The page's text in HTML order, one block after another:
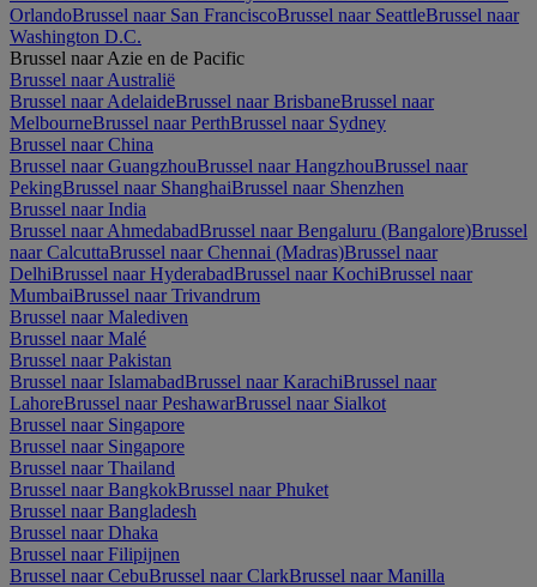
OrlandoBrussel naar San FranciscoBrussel naar SeattleBrussel naar
Washington D.C.
Brussel naar Azie en de Pacific
Brussel naar Australië
Brussel naar AdelaideBrussel naar BrisbaneBrussel naar
MelbourneBrussel naar PerthBrussel naar Sydney
Brussel naar China
Brussel naar GuangzhouBrussel naar HangzhouBrussel naar
PekingBrussel naar ShanghaiBrussel naar Shenzhen
Brussel naar India
Brussel naar AhmedabadBrussel naar Bengaluru (Bangalore)Brussel
naar CalcuttaBrussel naar Chennai (Madras)Brussel naar
DelhiBrussel naar HyderabadBrussel naar KochiBrussel naar
MumbaiBrussel naar Trivandrum
Brussel naar Malediven
Brussel naar Malé
Brussel naar Pakistan
Brussel naar IslamabadBrussel naar KarachiBrussel naar
LahoreBrussel naar PeshawarBrussel naar Sialkot
Brussel naar Singapore
Brussel naar Singapore
Brussel naar Thailand
Brussel naar BangkokBrussel naar Phuket
Brussel naar Bangladesh
Brussel naar Dhaka
Brussel naar Filipijnen
Brussel naar CebuBrussel naar ClarkBrussel naar Manilla